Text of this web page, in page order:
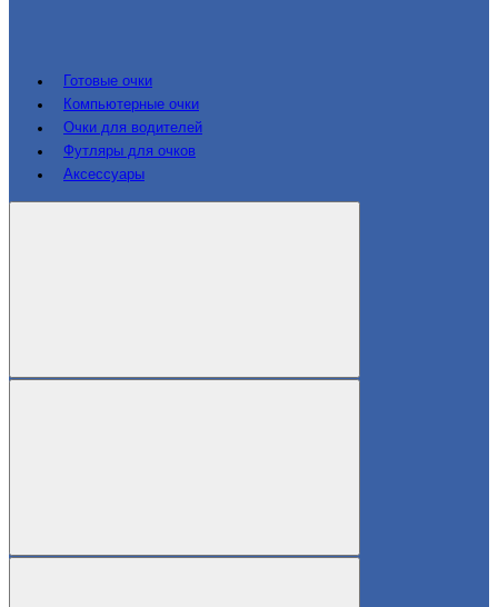
Готовые очки
Компьютерные очки
Очки для водителей
Футляры для очков
Аксессуары